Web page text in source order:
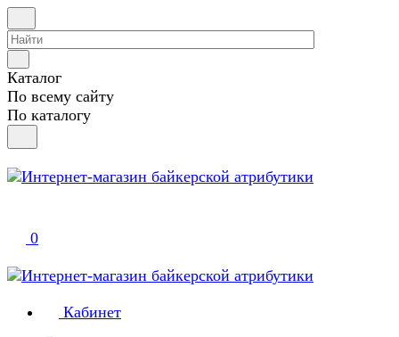
Каталог
По всему сайту
По каталогу
0
Кабинет